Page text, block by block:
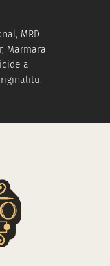
MRD
Marmara
a